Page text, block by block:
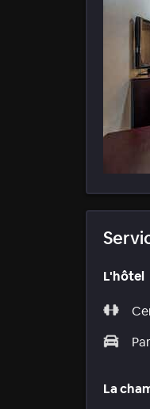
L'hôtel
La